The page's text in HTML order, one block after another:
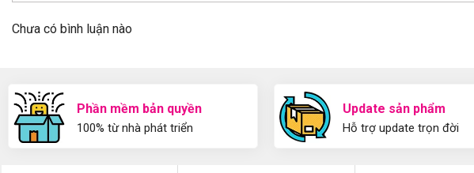
Chưa có bình luận nào
Phần mềm bản quyền
100% từ nhà phát triển
Update sản phẩm
Hỗ trợ update trọn đời